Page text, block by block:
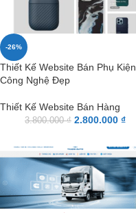
-26%
Thiết Kế Website Bán Phụ Kiện
Công Nghệ Đẹp
Thiết Kế Website Bán Hàng
3.800.000₫ 2.800.000 ₫